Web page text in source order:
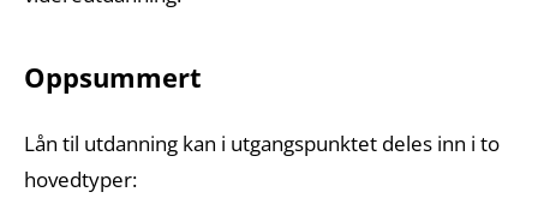
Oppsummert
Lån til utdanning kan i utgangspunktet deles inn i to
hovedtyper: